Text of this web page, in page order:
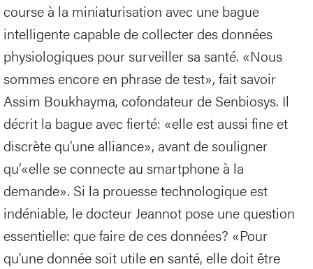
course à la miniaturisation avec une bague
intelligente capable de collecter des données
physiologiques pour surveiller sa santé. «Nous
sommes encore en phrase de test», fait savoir
Assim Boukhayma, cofondateur de Senbiosys. Il
décrit la bague avec fierté: «elle est aussi fine et
discrète qu’une alliance», avant de souligner
qu’«elle se connecte au smartphone à la
demande». Si la prouesse technologique est
indéniable, le docteur Jeannot pose une question
essentielle: que faire de ces données? «Pour
qu’une donnée soit utile en santé, elle doit être